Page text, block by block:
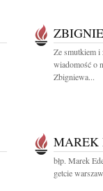
Ze smutkiem
wiadomość o
Zbigniewa...
MAREK
błp. Marek
getcie